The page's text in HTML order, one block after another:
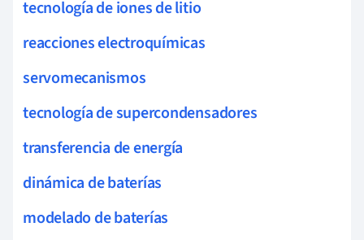
tecnología de iones de litio
reacciones electroquímicas
servomecanismos
tecnología de supercondensadores
transferencia de energía
dinámica de baterías
modelado de baterías